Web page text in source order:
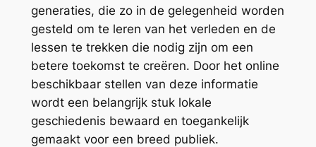
generaties, die zo in de gelegenheid worden
gesteld om te leren van het verleden en de
lessen te trekken die nodig zijn om een
betere toekomst te creëren. Door het online
beschikbaar stellen van deze informatie
wordt een belangrijk stuk lokale
geschiedenis bewaard en toegankelijk
gemaakt voor een breed publiek.